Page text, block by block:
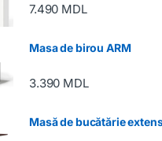
7.490 MDL
Masa de birou ARM
3.390 MDL
Masă de bucătărie